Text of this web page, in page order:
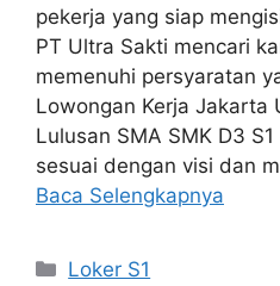
pekerja yang siap
PT Ultra Sakti mencari
memenuhi persyaratan
Lowongan Kerja Jakarta
Lulusan SMA SMK D3
sesuai dengan visi dan
Baca Selengkapnya
Kategori
Loker S1